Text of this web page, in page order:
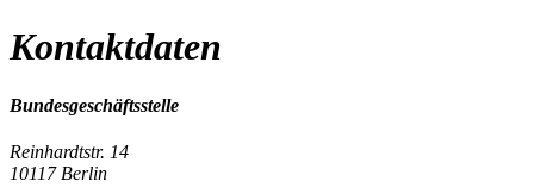
Kontaktdaten
Bundesgeschäftsstelle
Reinhardtstr. 14
10117 Berlin